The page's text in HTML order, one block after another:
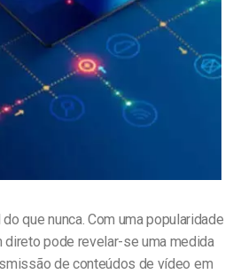
que nunca. Com uma popularidade
pode revelar-se uma medida
de conteúdos de vídeo em